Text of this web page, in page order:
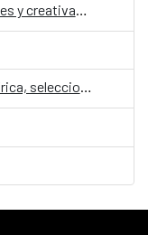
Diagnóstico de las industrias culturales y creativas en Guatemala
Doce proyectos de Iberoamérica y África, seleccionados en la convocatoria E·CO/26: Sobre el tiempo